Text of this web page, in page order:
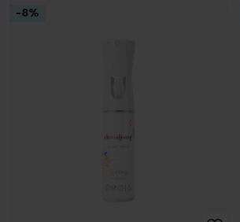
-8%